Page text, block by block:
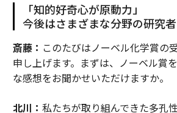
「知的好奇心が原動力」
今後はさまざまな分野の研究
斎藤： このたびはノーベル化学賞の
申し上げます。まずは、ノーベル賞
な感想をお聞かせいただけますか。
北川： 私たちが取り組んできた多孔